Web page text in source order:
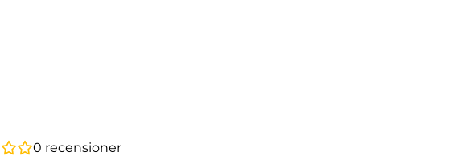
0 recensioner